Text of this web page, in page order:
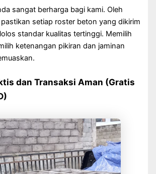
sangat berharga bagi kami. Oleh
setiap roster beton yang dikirim
standar kualitas tertinggi. Memilih
ketenangan pikiran dan jaminan
dan Transaksi Aman (Gratis